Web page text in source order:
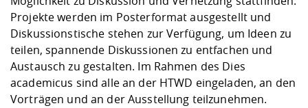
Projekte werden im Posterformat ausgestellt und
Diskussionstische stehen zur Verfügung, um Ideen zu
teilen, spannende Diskussionen zu entfachen und
Austausch zu gestalten. Im Rahmen des Dies
academicus sind alle an der HTWD eingeladen, an den
Vorträgen und an der Ausstellung teilzunehmen.